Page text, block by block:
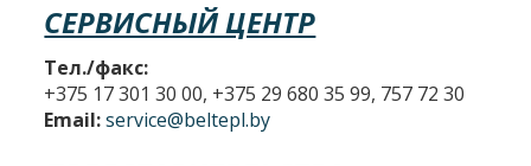
СЕРВИСНЫЙ ЦЕНТР
Тел./факс:
+375 17 301 30 00, +375 29 680 35 99, 757 72 30
Email: service@beltepl.by